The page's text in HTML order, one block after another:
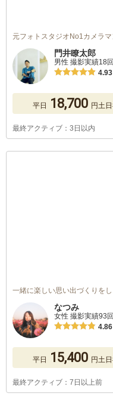
元フォトスタジオNo1カメラマ
門井瞭太郎
男性 撮影実績18回
4.93
平日 18,700 円土
最終アクティブ：3日以内
一緒に楽しい思い出づくりを
なつみ
女性 撮影実績93回
4.86
平日 15,400 円土
最終アクティブ：7日以上前